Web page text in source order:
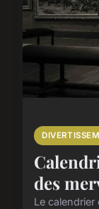
des
Le calendrier